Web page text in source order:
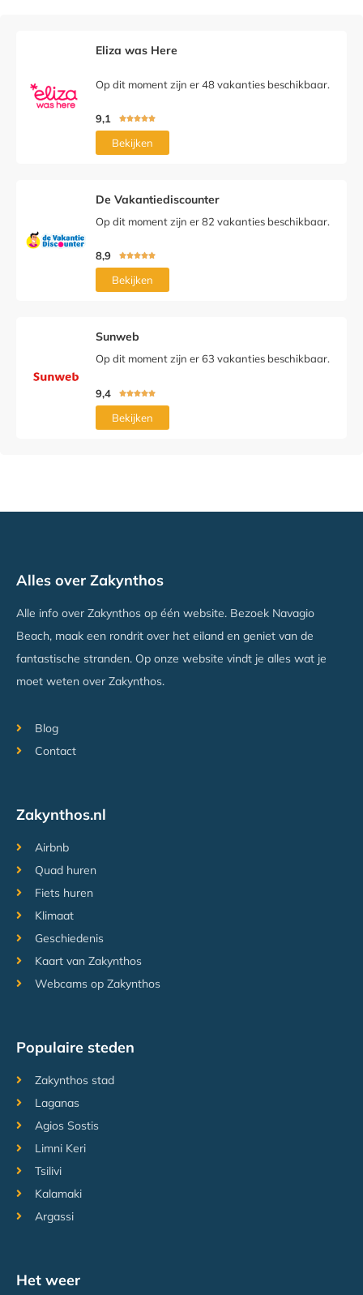
Eliza was Here
Op dit moment zijn er 48 vakanties beschikbaar.
9,1 
Bekijken
De Vakantiediscounter
Op dit moment zijn er 82 vakanties beschikbaar.
8,9 
Bekijken
Sunweb
Op dit moment zijn er 63 vakanties beschikbaar.
9,4 
Bekijken
Alles over Zakynthos
Alle info over Zakynthos op één website. Bezoek Navagio
Beach, maak een rondrit over het eiland en geniet van de
fantastische stranden. Op onze website vindt je alles wat je
moet weten over Zakynthos.
Blog
Contact
Zakynthos.nl
Airbnb
Quad huren
Fiets huren
Klimaat
Geschiedenis
Kaart van Zakynthos
Webcams op Zakynthos
Populaire steden
Zakynthos stad
Laganas
Agios Sostis
Limni Keri
Tsilivi
Kalamaki
Argassi
Het weer